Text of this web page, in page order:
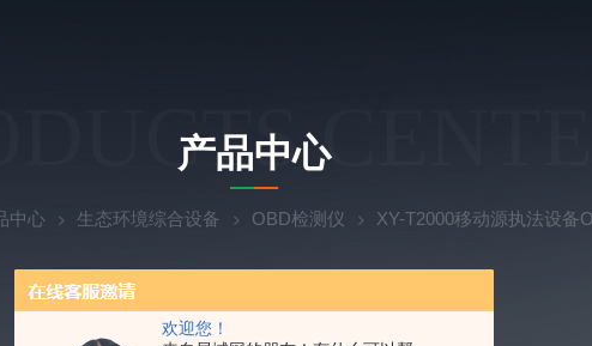
欢迎您！
产品中心
中心 生态环境综合设备 OBD检测仪 XY-T2000移动源执法设备